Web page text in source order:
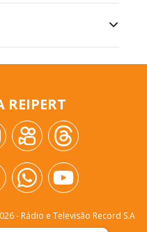
REIPERT
- Rádio e Televisão Record S.A